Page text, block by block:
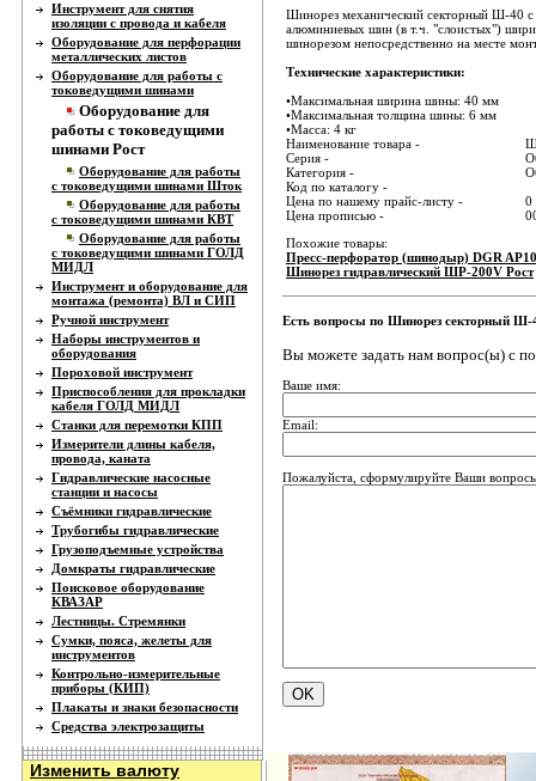
Инструмент для снятия
изоляции с провода и кабеля
Оборудование для перфорации
металлических листов
Оборудование для работы с
токоведущими шинами
Оборудование для
работы с токоведущими
шинами Рост
Оборудование для работы
с токоведущими шинами Шток
Оборудование для работы
с токоведущими шинами КВТ
Оборудование для работы
с токоведущими шинами ГОЛД
МИДЛ
Инструмент и оборудование для
монтажа (ремонта) ВЛ и СИП
Ручной инструмент
Наборы инструментов и
оборудования
Пороховой инструмент
Приспособления для прокладки
кабеля ГОЛД МИДЛ
Станки для перемотки КПП
Измерители длины кабеля,
провода, каната
Гидравлические насосные
станции и насосы
Съёмники гидравлические
Трубогибы гидравлические
Грузоподъемные устройства
Домкраты гидравлические
Поисковое оборудование
КВАЗАР
Лестницы. Стремянки
Сумки, пояса, желеты для
инструментов
Контрольно-измерительные
приборы (КИП)
Плакаты и знаки безопасности
Средства электрозащиты
Изменить валюту
Шинорез механический секторный Ш-40 с
алюминиевых шин (в т.ч. "слоистых")
шинорезом непосредственно на месте
Технические характеристики:
•Максимальная ширина шины: 40 мм
•Максимальная толщина шины: 6 мм
•Масса: 4 кг
Наименование товара -
Серия -
Категория -
Код по каталогу -
Цена по нашему прайс-листу -
0
Цена прописью -
Похожие товары:
Пресс-перфоратор (шинодыр) DGR
Шинорез гидравлический ШР-200V Рост
Есть вопросы по Шинорез секторный Ш-
Вы можете задать нам вопрос(ы) с
Ваше имя:
Email:
Пожалуйста, сформулируйте Ваши